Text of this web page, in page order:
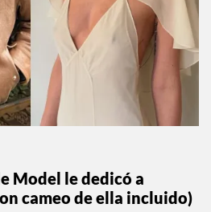
Model le dedicó a
cameo de ella incluido)